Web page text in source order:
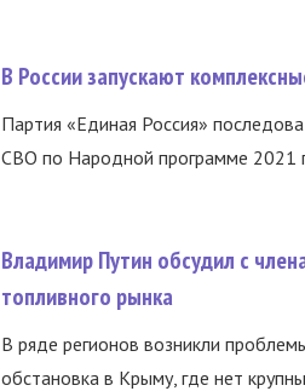
В России запускают
Партия «Единая Россия»
СВО по Народной программе 2021
Владимир Путин обсудил с
топливного рынка
В ряде регионов возникли
обстановка в Крыму, где нет